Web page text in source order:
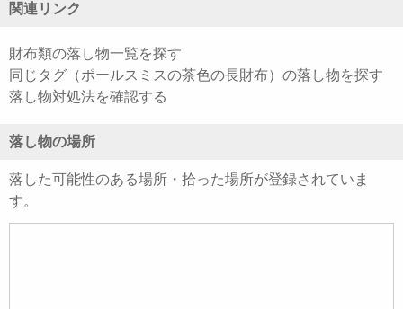
関連リンク
財布類の落し物一覧を探す
同じタグ（ポールスミスの茶色の長財布）の落し物を探す
落し物対処法を確認する
落し物の場所
落した可能性のある場所・拾った場所が登録されていま
す。